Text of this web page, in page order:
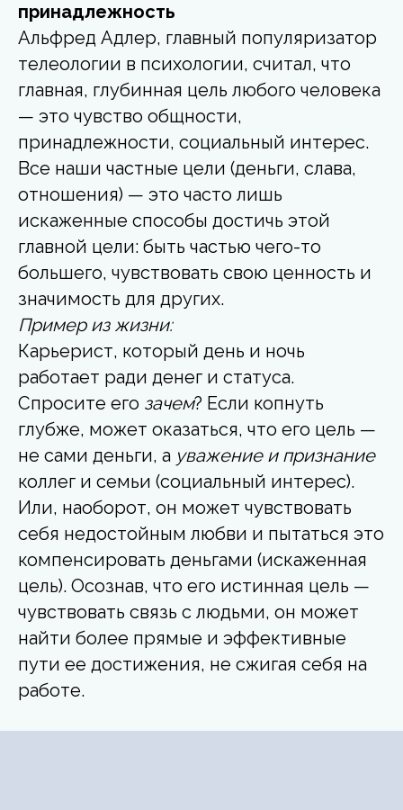
принадлежность
Альфред Адлер, главный популяризатор
телеологии в психологии, считал, что
главная, глубинная цель любого человека
— это чувство общности,
принадлежности, социальный интерес.
Все наши частные цели (деньги, слава,
отношения) — это часто лишь
искаженные способы достичь этой
главной цели: быть частью чего-то
большего, чувствовать свою ценность и
значимость для других.
Пример из жизни:
Карьерист, который день и ночь
работает ради денег и статуса.
Спросите его зачем? Если копнуть
глубже, может оказаться, что его цель —
не сами деньги, а уважение и признание
коллег и семьи (социальный интерес).
Или, наоборот, он может чувствовать
себя недостойным любви и пытаться это
компенсировать деньгами (искаженная
цель). Осознав, что его истинная цель —
чувствовать связь с людьми, он может
найти более прямые и эффективные
пути ее достижения, не сжигая себя на
работе.